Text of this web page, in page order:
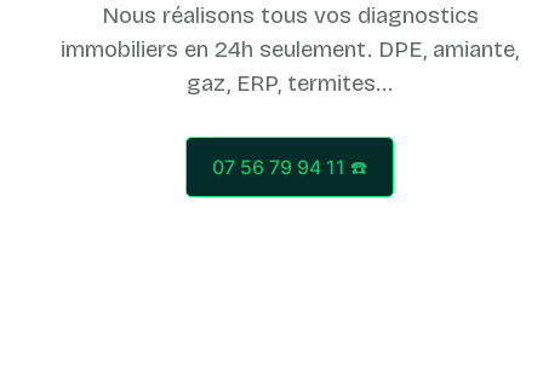
Nous réalisons tous vos diagnostics
immobiliers en 24h seulement. DPE, amiante,
07 56 79 94 11 ☎️